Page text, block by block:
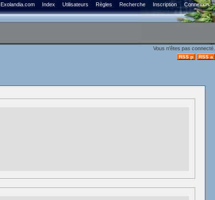
Exolandia.com Index Utilisateurs Règles Recherche Inscription Connexion
Vous n'êtes pas connecté.
RSS p RSS a